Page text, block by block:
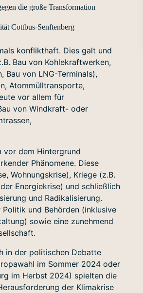
die große Transformation
Cottbus-Senftenberg
konflikthaft. Dies galt und
Bau von Kohlekraftwerken,
Bau von LNG-Terminals),
Atommülltransporte,
vor allem für
von Windkraft- oder
vor dem Hintergrund
Phänomene. Diese
Wohnungskrise), Kriege (z.B.
Energiekrise) und schließlich
und Radikalisierung.
und Behörden (inklusive
sowie eine zunehmend
in der politischen Debatte
im Sommer 2024 oder
im Herbst 2024) spielten die
der Klimakrise